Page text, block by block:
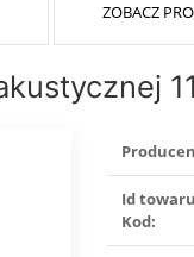
ZOBACZ
Id
Kod: